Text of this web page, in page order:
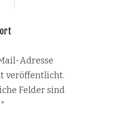
Adresse
veröffentlicht.
Felder sind
*